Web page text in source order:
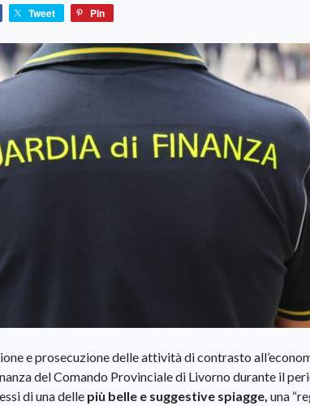
Tweet Pin
e prosecuzione delle attività di contrasto
del Comando Provinciale di Livorno durante il
di una delle più belle e suggestive spiagge, una